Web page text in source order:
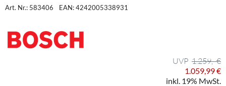
Art. Nr.: 583406 EAN: 4242005338931
1.259,- €
1.059,99 €
inkl. 19% MwSt.